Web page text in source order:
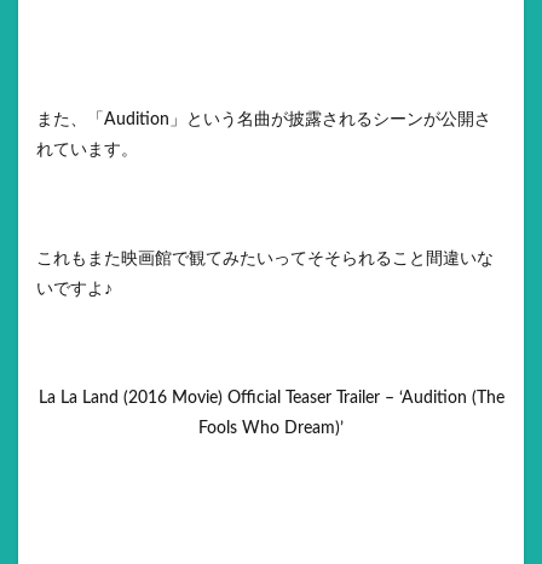
また、「Audition」という名曲が披露されるシーンが公開さ
れています。
これもまた映画館で観てみたいってそそられること間違いな
いですよ♪
La La Land (2016 Movie) Official Teaser Trailer – ‘Audition (The
Fools Who Dream)’